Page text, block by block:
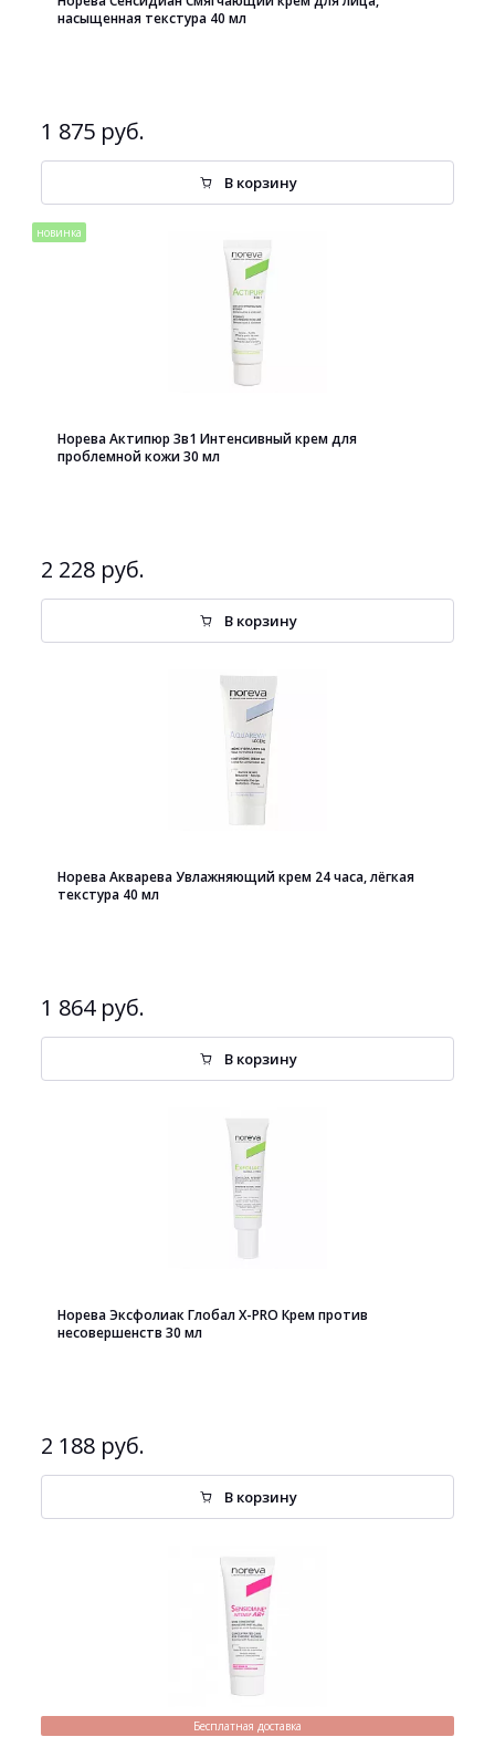
насыщенная текстура 40 мл
1 875 руб.
В корзину
новинка
Норева Актипюр 3в1 Интенсивный крем для
проблемной кожи 30 мл
2 228 руб.
В корзину
Норева Акварева Увлажняющий крем 24 часа, лёгкая
текстура 40 мл
1 864 руб.
В корзину
Норева Эксфолиак Глобал X-PRO Крем против
несовершенств 30 мл
2 188 руб.
В корзину
Бесплатная доставка